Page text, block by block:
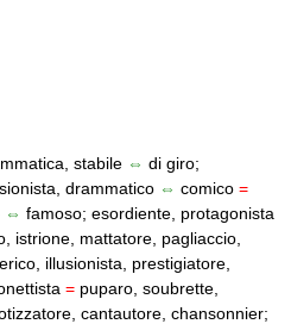
stabile ⇔ di giro;
drammatico ⇔ comico =
⇔ famoso; esordiente, protagonista
istrione, mattatore, pagliaccio,
illusionista, prestigiatore,
= puparo, soubrette,
cantautore, chansonnier;